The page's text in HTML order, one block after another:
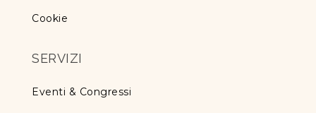
Cookie
SERVIZI
Eventi & Congressi